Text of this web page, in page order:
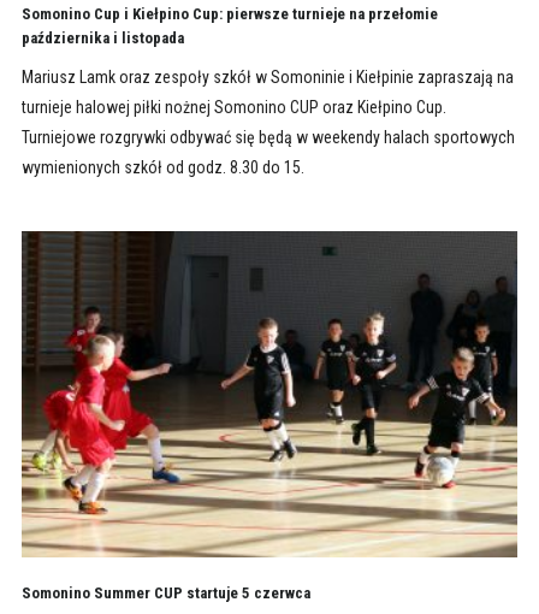
Somonino Cup i Kiełpino Cup: pierwsze turnieje na przełomie
października i listopada
Mariusz Lamk oraz zespoły szkół w Somoninie i Kiełpinie zapraszają na
turnieje halowej piłki nożnej Somonino CUP oraz Kiełpino Cup.
Turniejowe rozgrywki odbywać się będą w weekendy halach sportowych
wymienionych szkół od godz. 8.30 do 15.
Somonino Summer CUP startuje 5 czerwca